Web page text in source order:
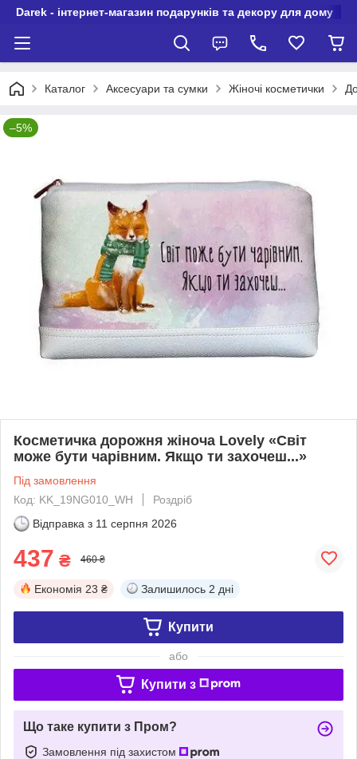
Darek - інтернет-магазин подарунків та декору для дому
Каталог Аксесуари та сумки Жіночі косметички
–5%
Косметичка дорожня жіноча Lovely «Світ
може бути чарівним. Якщо ти захочеш...»
Під замовлення
Код: KK_19NG010_WH
Роздріб
Відправка з 11 серпня 2026
437 ₴ 460 ₴
Економія 23 ₴ Залишилось 2 дні
Купити
або
Купити з
Що таке купити з Пром?
Замовлення під захистом